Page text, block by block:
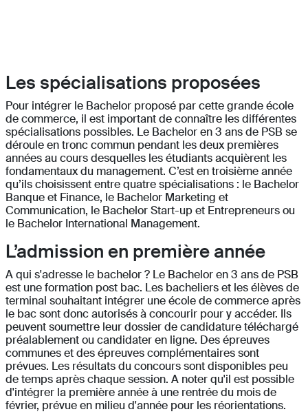
Les spécialisations proposées
Pour intégrer le Bachelor proposé par cette grande école
de commerce, il est important de connaître les différentes
spécialisations possibles. Le Bachelor en 3 ans de PSB se
déroule en tronc commun pendant les deux premières
années au cours desquelles les étudiants acquièrent les
fondamentaux du management. C’est en troisième année
qu’ils choisissent entre quatre spécialisations : le Bachelor
Banque et Finance, le Bachelor Marketing et
Communication, le Bachelor Start-up et Entrepreneurs ou
le Bachelor International Management.
L’admission en première année
A qui s'adresse le bachelor ? Le Bachelor en 3 ans de PSB
est une formation post bac. Les bacheliers et les élèves de
terminal souhaitant intégrer une école de commerce après
le bac sont donc autorisés à concourir pour y accéder. Ils
peuvent soumettre leur dossier de candidature téléchargé
préalablement ou candidater en ligne. Des épreuves
communes et des épreuves complémentaires sont
prévues. Les résultats du concours sont disponibles peu
de temps après chaque session. A noter qu'il est possible
d'intégrer la première année à une rentrée du mois de
février, prévue en milieu d'année pour les réorientations.